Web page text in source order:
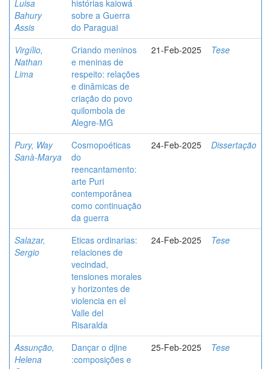
Luisa
Bahury
Assis
histórias kaiowá
sobre a Guerra
do Paraguai
Virgílio,
Nathan
Lima
Criando meninos
e meninas de
respeito: relações
e dinâmicas de
criação do povo
quilombola de
Alegre-MG
21-Feb-2025 Tese
Pury, Way
Sanà-Marya
Cosmopoéticas
do
reencantamento:
arte Puri
contemporânea
como continuação
da guerra
24-Feb-2025 Dissertação
Salazar,
Sergio
Eticas ordinarias:
relaciones de
vecindad,
tensiones morales
y horizontes de
violencia en el
Valle del
Risaralda
24-Feb-2025 Tese
Assunção,
Helena
Dançar o djine
:composições e
25-Feb-2025 Tese